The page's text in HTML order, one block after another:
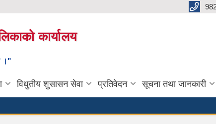
कार्यालय
।"
विधुतीय शुसासन सेवा प्रतिवेदन सूचना तथा जानकारी